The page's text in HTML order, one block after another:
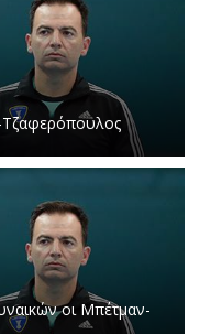
Τζαφερόπουλος
οι Μπέτμαν-